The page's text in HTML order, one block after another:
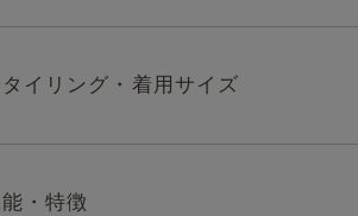
イリング・着用サイズ
・特徴